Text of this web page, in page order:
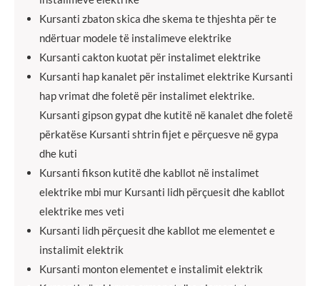
Kursanti zbaton skica dhe skema te thjeshta për te
ndërtuar modele të instalimeve elektrike
Kursanti cakton kuotat për instalimet elektrike
Kursanti hap kanalet për instalimet elektrike Kursanti
hap vrimat dhe foletë për instalimet elektrike.
Kursanti gipson gypat dhe kutitë në kanalet dhe foletë
përkatëse Kursanti shtrin fijet e përçuesve në gypa
dhe kuti
Kursanti fikson kutitë dhe kabllot në instalimet
elektrike mbi mur Kursanti lidh përçuesit dhe kabllot
elektrike mes veti
Kursanti lidh përçuesit dhe kabllot me elementet e
instalimit elektrik
Kursanti monton elementet e instalimit elektrik